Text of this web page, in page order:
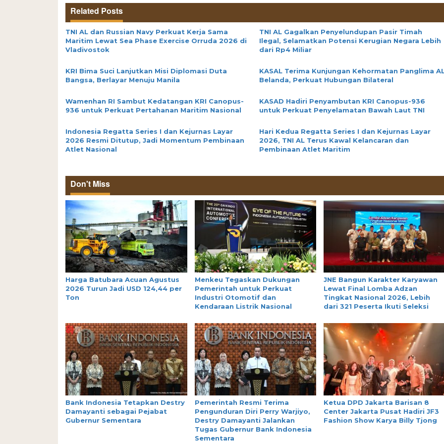
Related Posts
TNI AL dan Russian Navy Perkuat Kerja Sama
Maritim Lewat Sea Phase Exercise Orruda 2026 di
Vladivostok
TNI AL Gagalkan Penyelundupan Pasir Timah
Ilegal, Selamatkan Potensi Kerugian Negara Lebih
dari Rp4 Miliar
KRI Bima Suci Lanjutkan Misi Diplomasi Duta
Bangsa, Berlayar Menuju Manila
KASAL Terima Kunjungan Kehormatan Panglima
Belanda, Perkuat Hubungan Bilateral
Wamenhan RI Sambut Kedatangan KRI Canopus-
936 untuk Perkuat Pertahanan Maritim Nasional
KASAD Hadiri Penyambutan KRI Canopus-936
untuk Perkuat Penyelamatan Bawah Laut TNI
Indonesia Regatta Series I dan Kejurnas Layar
2026 Resmi Ditutup, Jadi Momentum Pembinaan
Atlet Nasional
Hari Kedua Regatta Series I dan Kejurnas Layar
2026, TNI AL Terus Kawal Kelancaran dan
Pembinaan Atlet Maritim
Don't Miss
Harga Batubara Acuan Agustus
2026 Turun Jadi USD 124,44 per
Ton
Menkeu Tegaskan Dukungan
Pemerintah untuk Perkuat
Industri Otomotif dan
Kendaraan Listrik Nasional
JNE Bangun Karakter Karyawan
Lewat Final Lomba Adzan
Tingkat Nasional 2026, Lebih
dari 321 Peserta Ikuti Seleksi
Bank Indonesia Tetapkan Destry
Damayanti sebagai Pejabat
Gubernur Sementara
Pemerintah Resmi Terima
Pengunduran Diri Perry Warjiyo,
Destry Damayanti Jalankan
Tugas Gubernur Bank Indonesia
Sementara
Ketua DPD Jakarta Barisan 8
Center Jakarta Pusat Hadiri JF3
Fashion Show Karya Billy Tjong